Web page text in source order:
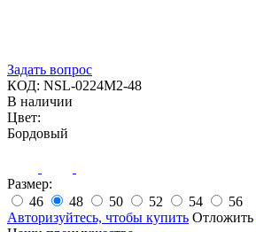
Задать вопрос
КОД: NSL-0224M2-48
В наличии
Цвет:
Бордовый
Размер:
46
48 50 52 54
56
Авторизуйтесь, чтобы купить Отложить